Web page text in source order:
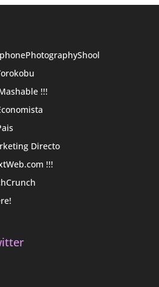
!!!
Directo
!!!